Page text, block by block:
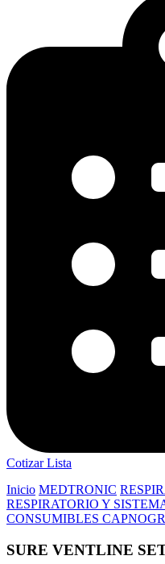
Cotizar Lista
Inicio MEDTRONIC
RESPIRATORIO Y
CONSUMIBLES
SURE VENTLINE